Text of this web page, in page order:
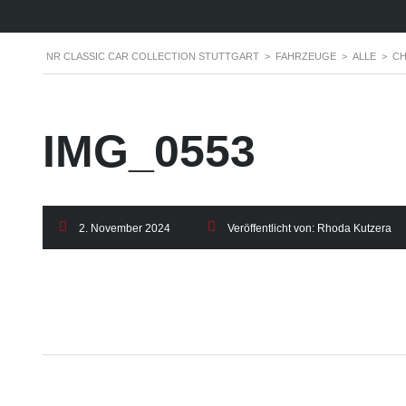
NR CLASSIC CAR COLLECTION STUTTGART > FAHRZEUGE > ALLE >
IMG_0553
2. November 2024 Veröffentlicht von: Rhoda Kutzera